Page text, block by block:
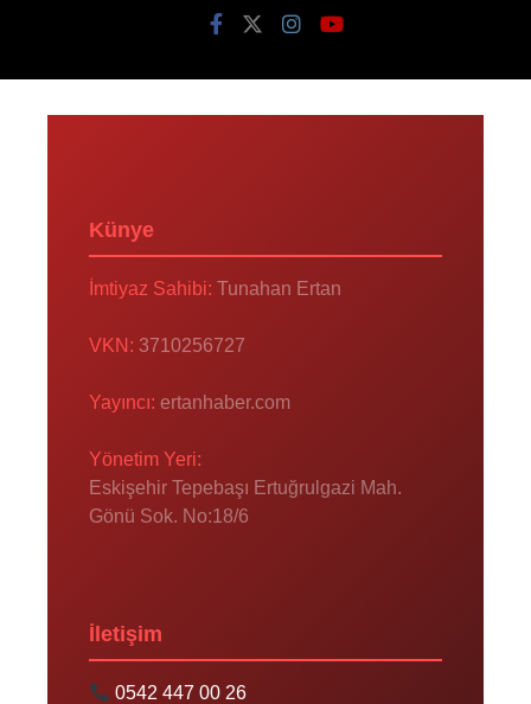
Künye
İmtiyaz Sahibi: Tunahan Ertan
VKN: 3710256727
Yayıncı: ertanhaber.com
Yönetim Yeri:
Eskişehir Tepebaşı Ertuğrulgazi Mah.
Gönü Sok. No:18/6
İletişim
0542 447 00 26